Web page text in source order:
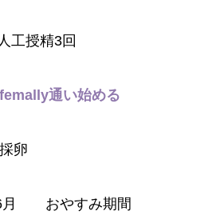
工授精3回
femally通い始める
卵
6月 おやすみ期間